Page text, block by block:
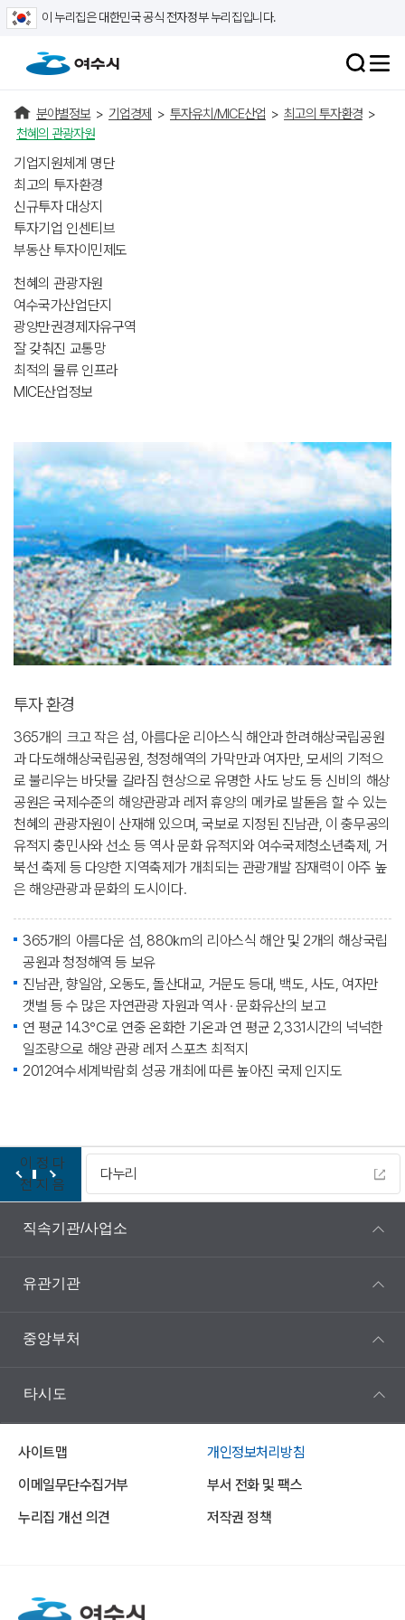
이 누리집은 대한민국 공식 전자정부 누리집입니다.
분야별정보 > 기업경제 > 투자유치/MICE산업 > 최고의 투자환경 >
천혜의 관광자원
기업지원체계 명단
최고의 투자환경
신규투자 대상지
투자기업 인센티브
부동산 투자이민제도
천혜의 관광자원
여수국가산업단지
광양만권경제자유구역
잘 갖춰진 교통망
최적의 물류 인프라
MICE산업정보
투자 환경
365개의 크고 작은 섬, 아름다운 리아스식 해안과 한려해상국립공원
과 다도해해상국립공원, 청정해역의 가막만과 여자만, 모세의 기적으
로 불리우는 바닷물 갈라짐 현상으로 유명한 사도 낭도 등 신비의 해상
공원은 국제수준의 해양관광과 레저 휴양의 메카로 발돋음 할 수 있는
천혜의 관광자원이 산재해 있으며, 국보로 지정된 진남관, 이 충무공의
유적지 충민사와 선소 등 역사 문화 유적지와 여수국제청소년축제, 거
북선 축제 등 다양한 지역축제가 개최되는 관광개발 잠재력이 아주 높
은 해양관광과 문화의 도시이다.
365개의 아름다운 섬, 880㎞의 리아스식 해안 및 2개의 해상국립
공원과 청정해역 등 보유
진남관, 향일암, 오동도, 돌산대교, 거문도 등대, 백도, 사도, 여자만
갯벌 등 수 많은 자연관광 자원과 역사 · 문화유산의 보고
연 평균 14.3℃로 연중 온화한 기온과 연 평균 2,331시간의 넉넉한
일조량으로 해양 관광 레저 스포츠 최적지
2012여수세계박람회 성공 개최에 따른 높아진 국제 인지도
이
전
정
지
다
음
다누리
직속기관/사업소
유관기관
중앙부처
타시도
사이트맵
개인정보처리방침
이메일무단수집거부
부서 전화 및 팩스
누리집 개선 의견
저작권 정책